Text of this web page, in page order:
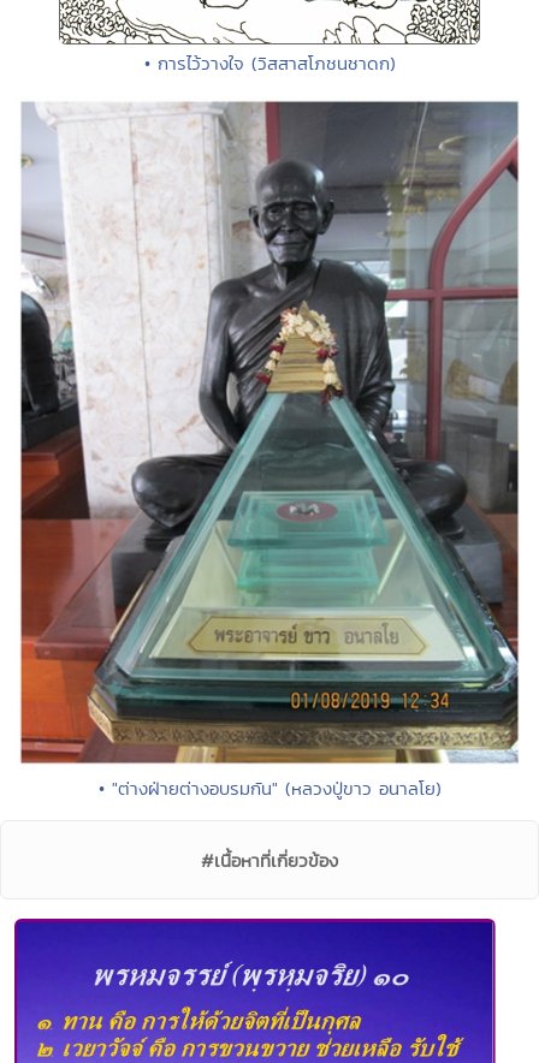
• การไว้วางใจ (วิสสาสโภชนชาดก)
• "ต่างฝ่ายต่างอบรมกัน" (หลวงปู่ขาว อนาลโย)
#เนื้อหาที่เกี่ยวข้อง